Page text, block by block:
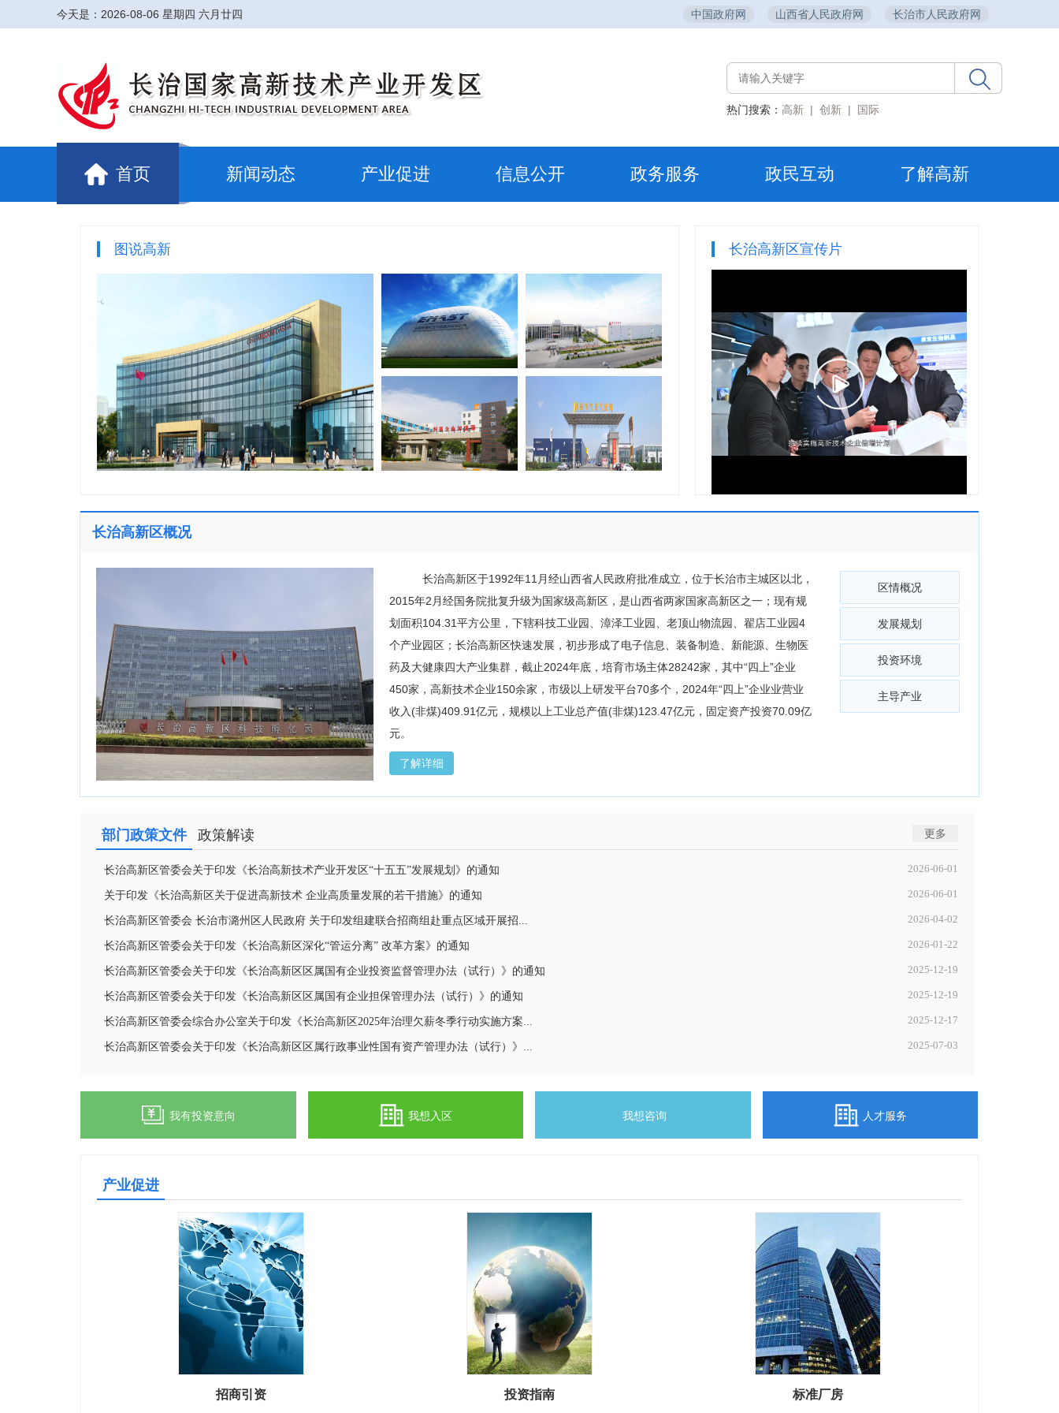
今天是： 2026-08-06 星期四 六月廿四 中国政府网 山西省人民政府网 长治市人民政府网
热门搜索： 高新 | 创新 | 国际
首页 新闻动态 产业促进 信息公开 政务服务 政民互动 了解高新
图说高新 长治高新区宣传片
长治高新区概况
长治高新区于1992年11月经山西省人民政府批准成立，位于长治市主城区以北，
2015年2月经国务院批复升级为国家级高新区，是山西省两家国家高新区之一；现有规
划面积104.31平方公里，下辖科技工业园、漳泽工业园、老顶山物流园、翟店工业园4
个产业园区；长治高新区快速发展，初步形成了电子信息、装备制造、新能源、生物医
药及大健康四大产业集群，截止2024年底，培育市场主体28242家，其中“四上”企业
450家，高新技术企业150余家，市级以上研发平台70多个，2024年“四上”企业业营业
收入(非煤)409.91亿元，规模以上工业总产值(非煤)123.47亿元，固定资产投资70.09亿
元。
了解详细
区情概况
发展规划
投资环境
主导产业
部门政策文件 政策解读 更多
长治高新区管委会关于印发《长治高新技术产业开发区“十五五”发展规划》的通知 2026-06-01
关于印发《长治高新区关于促进高新技术 企业高质量发展的若干措施》的通知 2026-06-01
长治高新区管委会 长治市潞州区人民政府 关于印发组建联合招商组赴重点区域开展招... 2026-04-02
长治高新区管委会关于印发《长治高新区深化“管运分离” 改革方案》的通知 2026-01-22
长治高新区管委会关于印发《长治高新区区属国有企业投资监督管理办法（试行）》的通知 2025-12-19
长治高新区管委会关于印发《长治高新区区属国有企业担保管理办法（试行）》的通知 2025-12-19
长治高新区管委会综合办公室关于印发《长治高新区2025年治理欠薪冬季行动实施方案... 2025-12-17
长治高新区管委会关于印发《长治高新区区属行政事业性国有资产管理办法（试行）》... 2025-07-03
我有投资意向 我想入区 我想咨询 人才服务
产业促进
招商引资 投资指南 标准厂房